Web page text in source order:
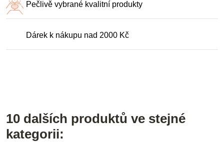
Pečlivě vybrané kvalitní produkty
Dárek k nákupu nad 2000 Kč
10 dalších produktů ve stejné
kategorii: